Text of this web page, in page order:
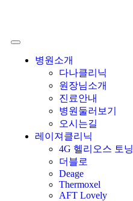
병원소개
다나클리닉
원장님소개
진료안내
병원둘러보기
오시는길
레이져클리닉
4G 헬리오스 토닝
더블로
Deage
Thermoxel
AFT Lovely